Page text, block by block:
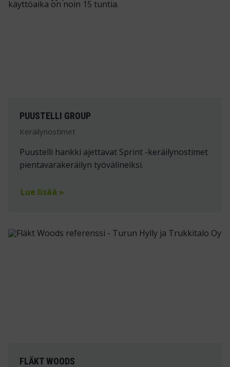
PUUSTELLI GROUP
Keräilynostimet
Puustelli hankki ajettavat Sprint -keräilynostimet
pientavarakeräilyn työvälineiksi.
Lue lisää »
FLÄKT WOODS